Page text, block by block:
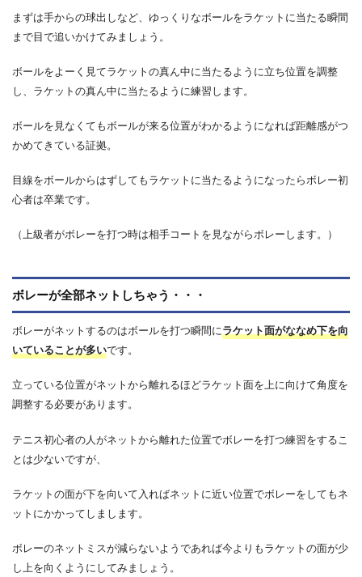
まずは手からの球出しなど、ゆっくりなボールをラケットに当たる瞬間
まで目で追いかけてみましょう。
ボールをよーく見てラケットの真ん中に当たるように立ち位置を調整
し、ラケットの真ん中に当たるように練習します。
ボールを見なくてもボールが来る位置がわかるようになれば距離感がつ
かめてきている証拠。
目線をボールからはずしてもラケットに当たるようになったらボレー初
心者は卒業です。
（上級者がボレーを打つ時は相手コートを見ながらボレーします。）
ボレーが全部ネットしちゃう・・・
ボレーがネットするのはボールを打つ瞬間にラケット面がななめ下を向
いていることが多いです。
立っている位置がネットから離れるほどラケット面を上に向けて角度を
調整する必要があります。
テニス初心者の人がネットから離れた位置でボレーを打つ練習をするこ
とは少ないですが、
ラケットの面が下を向いて入ればネットに近い位置でボレーをしてもネ
ットにかかってしまします。
ボレーのネットミスが減らないようであれば今よりもラケットの面が少
し上を向くようにしてみましょう。